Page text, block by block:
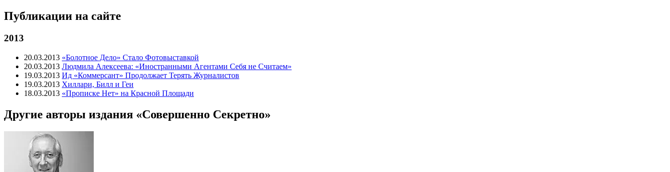
Публикации на сайте
2013
20.03.2013 «Болотное Дело» Стало Фотовыставкой
20.03.2013 Людмила Алексеева: «Иностранными Агентами Себя не Считаем»
19.03.2013 Ид «Коммерсант» Продолжает Терять Журналистов
19.03.2013 Хиллари, Билл и Геи
18.03.2013 «Прописке Нет» на Красной Площади
Другие авторы издания «Совершенно Секретно»